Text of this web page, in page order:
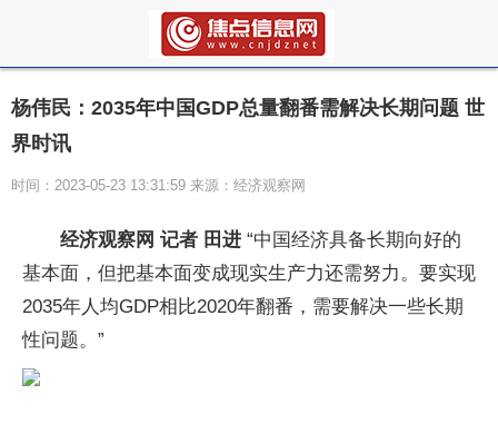
杨伟民：2035年中国GDP总量翻番需解决长期问题 世
界时讯
时间：2023-05-23 13:31:59 来源：经济观察网
经济观察网 记者 田进 “中国经济具备长期向好的
基本面，但把基本面变成现实生产力还需努力。要实现
2035年人均GDP相比2020年翻番，需要解决一些长期
性问题。”